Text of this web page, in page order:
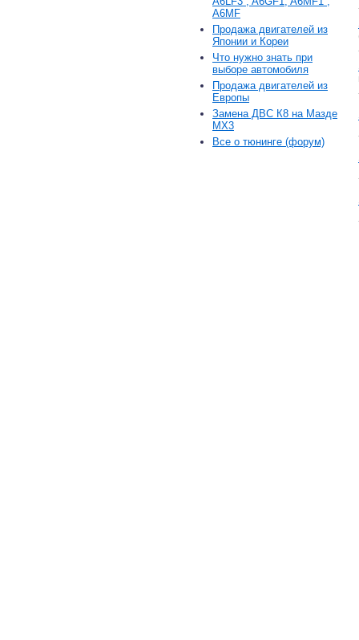
A6MF
Продажа двигателей из
Японии и Кореи
Что нужно знать при
выборе автомобиля
Продажа двигателей из
Европы
Замена ДВС К8 на Мазде
MX3
Все о тюнинге (форум)